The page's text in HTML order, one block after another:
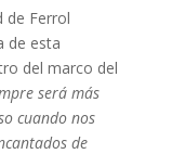
de Ferrol
de esta
del marco del
será más
cuando nos
de